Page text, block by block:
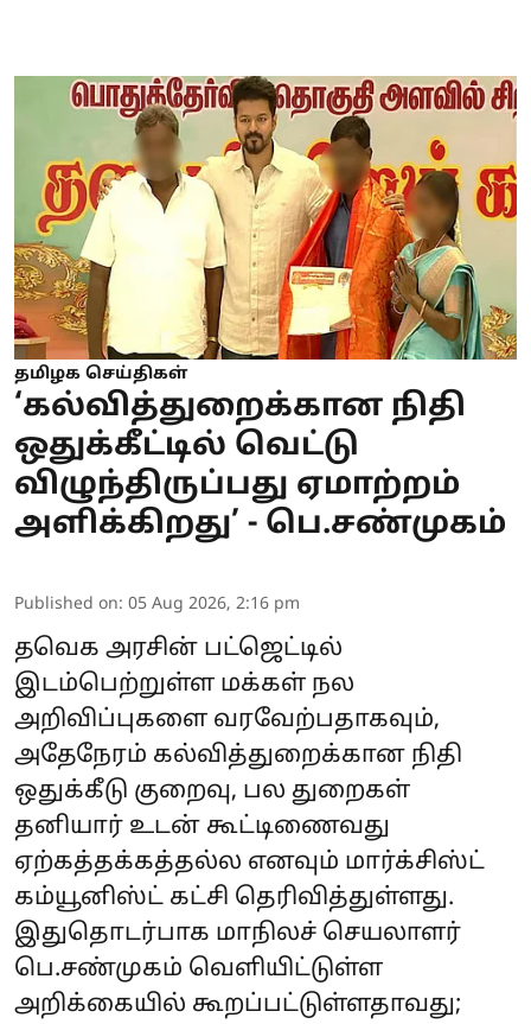
தமிழக செய்திகள்
‘கல்வித்துறைக்கான நிதி
ஒதுக்கீட்டில் வெட்டு
விழுந்திருப்பது ஏமாற்றம்
அளிக்கிறது’ - பெ.சண்முகம்
Published on: 05 Aug 2026, 2:16 pm
தவெக அரசின் பட்ஜெட்டில்
இடம்பெற்றுள்ள மக்கள் நல
அறிவிப்புகளை வரவேற்பதாகவும்,
அதேநேரம் கல்வித்துறைக்கான நிதி
ஒதுக்கீடு குறைவு, பல துறைகள்
தனியார் உடன் கூட்டிணைவது
ஏற்கத்தக்கத்தல்ல எனவும் மார்க்சிஸ்ட்
கம்யூனிஸ்ட் கட்சி தெரிவித்துள்ளது.
இதுதொடர்பாக மாநிலச் செயலாளர்
பெ.சண்முகம் வெளியிட்டுள்ள
அறிக்கையில் கூறப்பட்டுள்ளதாவது;